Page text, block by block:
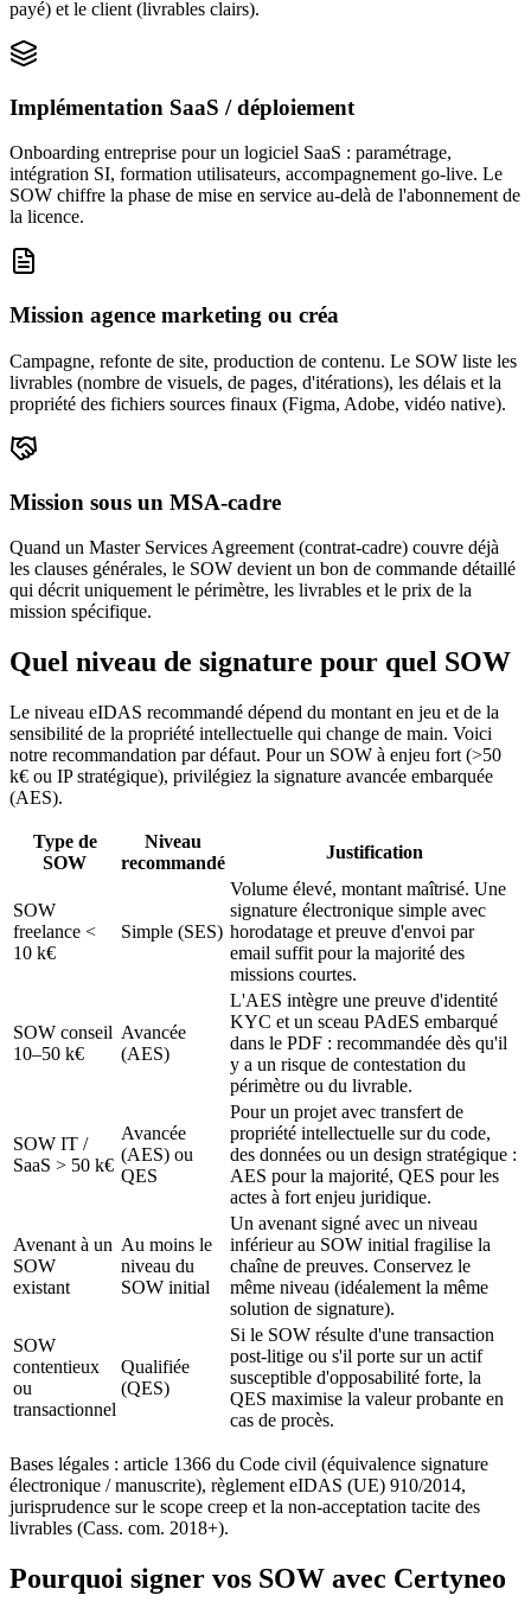
payé) et le client (livrables clairs).
Implémentation SaaS / déploiement
Onboarding entreprise pour un logiciel SaaS : paramétrage,
intégration SI, formation utilisateurs, accompagnement go-live. Le
SOW chiffre la phase de mise en service au-delà de l'abonnement de
la licence.
Mission agence marketing ou créa
Campagne, refonte de site, production de contenu. Le SOW liste les
livrables (nombre de visuels, de pages, d'itérations), les délais et la
propriété des fichiers sources finaux (Figma, Adobe, vidéo native).
Mission sous un MSA-cadre
Quand un Master Services Agreement (contrat-cadre) couvre déjà
les clauses générales, le SOW devient un bon de commande détaillé
qui décrit uniquement le périmètre, les livrables et le prix de la
mission spécifique.
Quel niveau de signature pour quel SOW
Le niveau eIDAS recommandé dépend du montant en jeu et de la
sensibilité de la propriété intellectuelle qui change de main. Voici
notre recommandation par défaut. Pour un SOW à enjeu fort (>50
k€ ou IP stratégique), privilégiez la signature avancée embarquée
(AES).
Type de
SOW
Niveau
recommandé
Justification
SOW
freelance <
10 k€
Simple (SES)
Volume élevé, montant maîtrisé. Une
signature électronique simple avec
horodatage et preuve d'envoi par
email suffit pour la majorité des
missions courtes.
SOW conseil
10–50 k€
Avancée
(AES)
L'AES intègre une preuve d'identité
KYC et un sceau PAdES embarqué
dans le PDF : recommandée dès qu'il
y a un risque de contestation du
périmètre ou du livrable.
SOW IT /
SaaS > 50 k€
Avancée
(AES) ou
QES
Pour un projet avec transfert de
propriété intellectuelle sur du code,
des données ou un design stratégique :
AES pour la majorité, QES pour les
actes à fort enjeu juridique.
Avenant à un
SOW
existant
Au moins le
niveau du
SOW initial
Un avenant signé avec un niveau
inférieur au SOW initial fragilise la
chaîne de preuves. Conservez le
même niveau (idéalement la même
solution de signature).
SOW
contentieux
ou
transactionnel
Qualifiée
(QES)
Si le SOW résulte d'une transaction
post-litige ou s'il porte sur un actif
susceptible d'opposabilité forte, la
QES maximise la valeur probante en
cas de procès.
Bases légales : article 1366 du Code civil (équivalence signature
électronique / manuscrite), règlement eIDAS (UE) 910/2014,
jurisprudence sur le scope creep et la non-acceptation tacite des
livrables (Cass. com. 2018+).
Pourquoi signer vos SOW avec Certyneo